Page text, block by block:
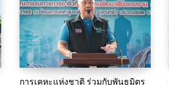
การเคหะแห่งชาติ ร่วมกับพันธมิตร